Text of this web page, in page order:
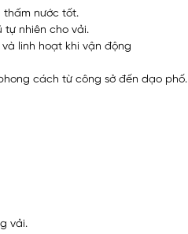
thấm nước tốt.
tự nhiên cho vải.
linh hoạt khi vận động
cách từ công sở đến dạo phố.
vải.